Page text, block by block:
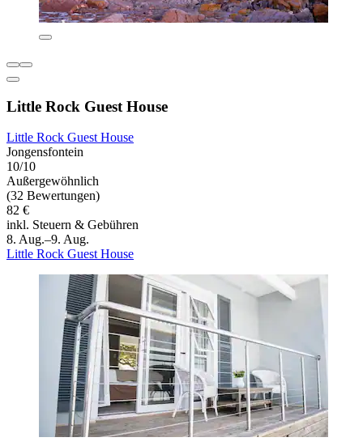
Little Rock Guest House
Little Rock Guest House
Jongensfontein
10/10
Außergewöhnlich
(32 Bewertungen)
82 €
inkl. Steuern & Gebühren
8. Aug.–9. Aug.
Little Rock Guest House